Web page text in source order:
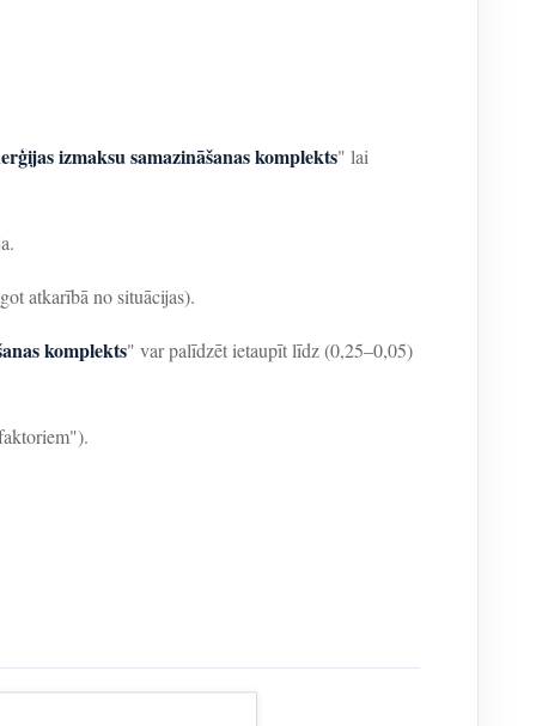
izmaksu samazināšanas komplekts" lai
atkarībā no situācijas).
komplekts" var palīdzēt ietaupīt līdz (0,25–0,05)